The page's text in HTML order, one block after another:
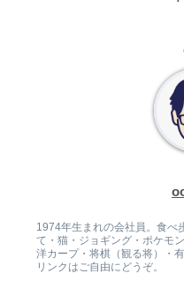
1974年生まれの会社員。食べ
て・猫・ジョギング・ポケモ
洋カープ・将棋（観る将）・
リンクはご自由にどうぞ。